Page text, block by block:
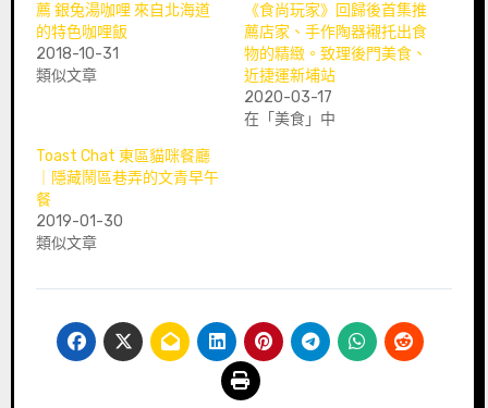
薦 銀兔湯咖哩 來自北海道
的特色咖哩飯
2018-10-31
類似文章
《食尚玩家》回歸後首集推
薦店家、手作陶器襯托出食
物的精緻。致理後門美食、
近捷運新埔站
2020-03-17
在「美食」中
Toast Chat 東區貓咪餐廳
｜隱藏鬧區巷弄的文青早午
餐
2019-01-30
類似文章